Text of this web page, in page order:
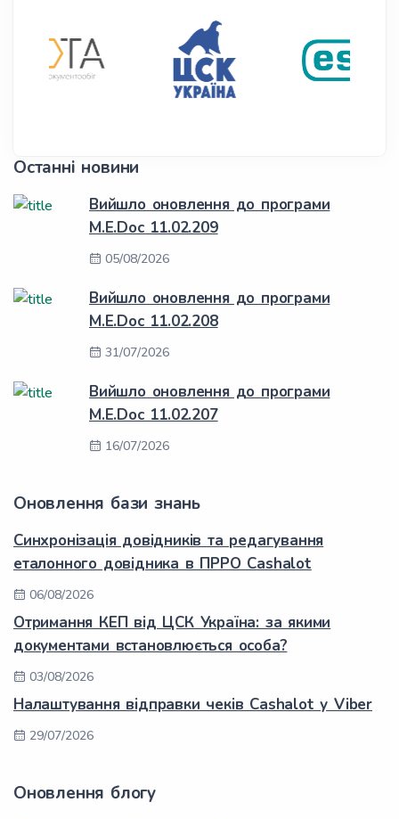
Останні новини
Вийшло оновлення до програми
M.E.Doc 11.02.209
05/08/2026
Вийшло оновлення до програми
M.E.Doc 11.02.208
31/07/2026
Вийшло оновлення до програми
M.E.Doc 11.02.207
16/07/2026
Оновлення бази знань
Синхронізація довідників та редагування
еталонного довідника в ПРРО Cashalot
06/08/2026
Отримання КЕП від ЦСК Україна: за якими
документами встановлюється особа?
03/08/2026
Налаштування відправки чеків Cashalot у Viber
29/07/2026
Оновлення блогу